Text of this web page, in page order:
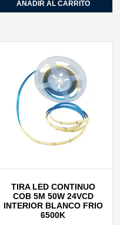
AÑADIR AL CARRITO
TIRA LED CONTINUO
COB 5M 50W 24VCD
INTERIOR BLANCO FRIO
6500K